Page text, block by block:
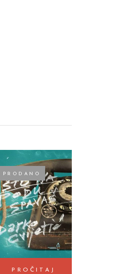
PRODANO
PROČITAJ